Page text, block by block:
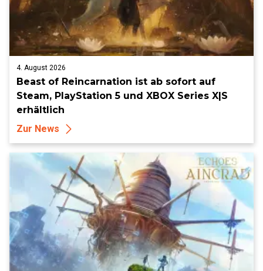
4. August 2026
Beast of Reincarnation ist ab sofort auf
Steam, PlayStation 5 und XBOX Series X|S
erhältlich
Zur News